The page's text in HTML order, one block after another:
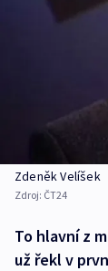
Zdeněk Velíšek
Zdroj: ČT24
To hlavní z
už řekl v